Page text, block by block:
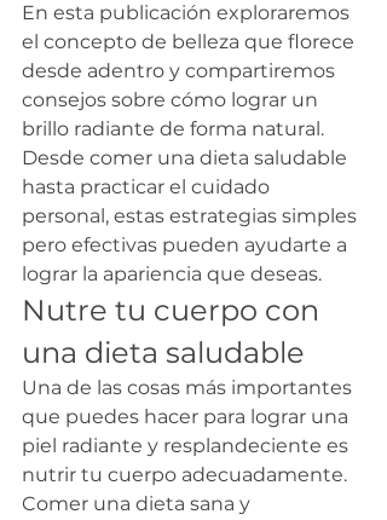
En esta publicación exploraremos
el concepto de belleza que florece
desde adentro y compartiremos
consejos sobre cómo lograr un
brillo radiante de forma natural.
Desde comer una dieta saludable
hasta practicar el cuidado
personal, estas estrategias simples
pero efectivas pueden ayudarte a
lograr la apariencia que deseas.
Nutre tu cuerpo con
una dieta saludable
Una de las cosas más importantes
que puedes hacer para lograr una
piel radiante y resplandeciente es
nutrir tu cuerpo adecuadamente.
Comer una dieta sana y